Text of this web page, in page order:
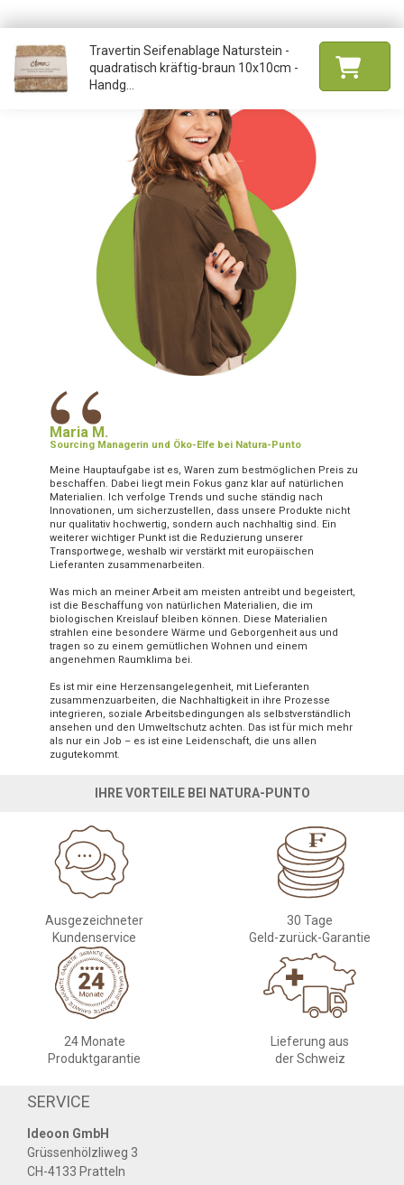
Travertin Seifenablage Naturstein -
quadratisch kräftig-braun 10x10cm -
Handg...
“
Maria M.
Sourcing Managerin und Öko-Elfe bei Natura-Punto
Meine Hauptaufgabe ist es, Waren zum bestmöglichen Preis zu
beschaffen. Dabei liegt mein Fokus ganz klar auf natürlichen
Materialien. Ich verfolge Trends und suche ständig nach
Innovationen, um sicherzustellen, dass unsere Produkte nicht
nur qualitativ hochwertig, sondern auch nachhaltig sind. Ein
weiterer wichtiger Punkt ist die Reduzierung unserer
Transportwege, weshalb wir verstärkt mit europäischen
Lieferanten zusammenarbeiten.
Was mich an meiner Arbeit am meisten antreibt und begeistert,
ist die Beschaffung von natürlichen Materialien, die im
biologischen Kreislauf bleiben können. Diese Materialien
strahlen eine besondere Wärme und Geborgenheit aus und
tragen so zu einem gemütlichen Wohnen und einem
angenehmen Raumklima bei.
Es ist mir eine Herzensangelegenheit, mit Lieferanten
zusammenzuarbeiten, die Nachhaltigkeit in ihre Prozesse
integrieren, soziale Arbeitsbedingungen als selbstverständlich
ansehen und den Umweltschutz achten. Das ist für mich mehr
als nur ein Job – es ist eine Leidenschaft, die uns allen
zugutekommt.
IHRE VORTEILE BEI NATURA-PUNTO
Ausgezeichneter
Kundenservice
30 Tage
Geld-zurück-Garantie
24 Monate
Produktgarantie
Lieferung aus
der Schweiz
SERVICE
Ideoon GmbH
Grüssenhölzliweg 3
CH-4133 Pratteln